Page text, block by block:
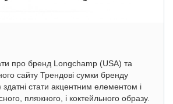
про бренд Longchamp (USA) та
сайту Трендові сумки бренду
стати акцентним елементом і
пляжного, і коктейльного образу.